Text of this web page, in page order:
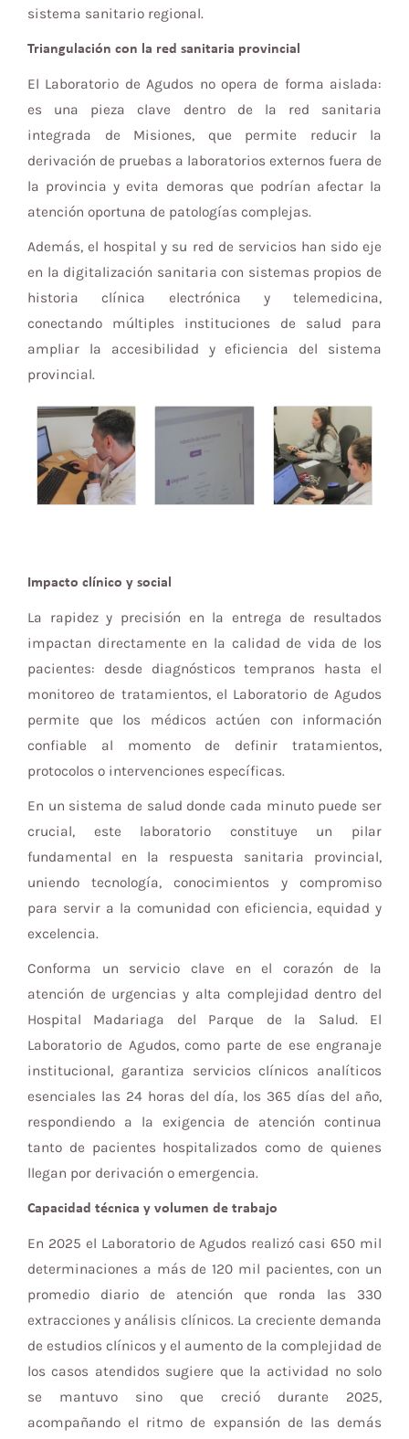
sistema sanitario regional.
Triangulación con la red sanitaria provincial
El Laboratorio de Agudos no opera de forma aislada:
es una pieza clave dentro de la red sanitaria
integrada de Misiones, que permite reducir la
derivación de pruebas a laboratorios externos fuera de
la provincia y evita demoras que podrían afectar la
atención oportuna de patologías complejas.
Además, el hospital y su red de servicios han sido eje
en la digitalización sanitaria con sistemas propios de
historia clínica electrónica y telemedicina,
conectando múltiples instituciones de salud para
ampliar la accesibilidad y eficiencia del sistema
provincial.
Impacto clínico y social
La rapidez y precisión en la entrega de resultados
impactan directamente en la calidad de vida de los
pacientes: desde diagnósticos tempranos hasta el
monitoreo de tratamientos, el Laboratorio de Agudos
permite que los médicos actúen con información
confiable al momento de definir tratamientos,
protocolos o intervenciones específicas.
En un sistema de salud donde cada minuto puede ser
crucial, este laboratorio constituye un pilar
fundamental en la respuesta sanitaria provincial,
uniendo tecnología, conocimientos y compromiso
para servir a la comunidad con eficiencia, equidad y
excelencia.
Conforma un servicio clave en el corazón de la
atención de urgencias y alta complejidad dentro del
Hospital Madariaga del Parque de la Salud. El
Laboratorio de Agudos, como parte de ese engranaje
institucional, garantiza servicios clínicos analíticos
esenciales las 24 horas del día, los 365 días del año,
respondiendo a la exigencia de atención continua
tanto de pacientes hospitalizados como de quienes
llegan por derivación o emergencia.
Capacidad técnica y volumen de trabajo
En 2025 el Laboratorio de Agudos realizó casi 650 mil
determinaciones a más de 120 mil pacientes, con un
promedio diario de atención que ronda las 330
extracciones y análisis clínicos. La creciente demanda
de estudios clínicos y el aumento de la complejidad de
los casos atendidos sugiere que la actividad no solo
se mantuvo sino que creció durante 2025,
acompañando el ritmo de expansión de las demás